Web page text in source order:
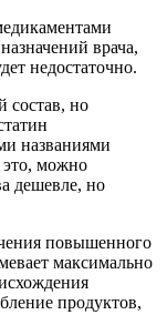
врача,
недостаточно.
состав, но
названиями
можно
дешевле, но
повышенного
максимально
продуктов,